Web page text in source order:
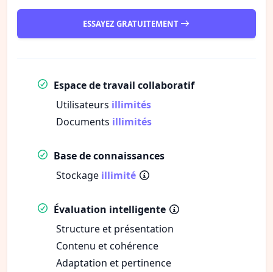
ESSAYEZ GRATUITEMENT
Espace de travail collaboratif
Utilisateurs illimités
Documents illimités
Base de connaissances
Stockage illimité
Évaluation intelligente
Structure et présentation
Contenu et cohérence
Adaptation et pertinence